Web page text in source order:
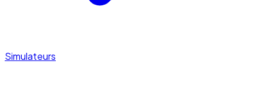
Simulateurs